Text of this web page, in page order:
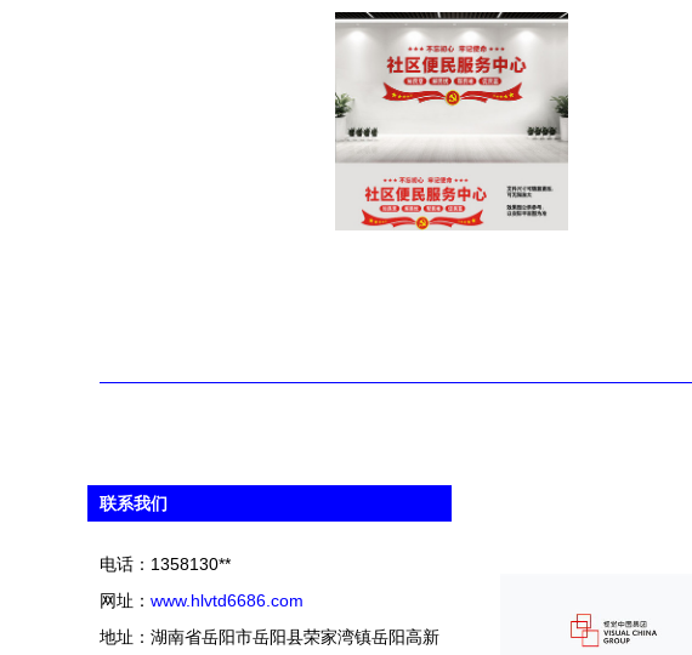
联系我们
电话：1358130**
网址： www.hlvtd6686.com
地址：湖南省岳阳市岳阳县荣家湾镇岳阳高新